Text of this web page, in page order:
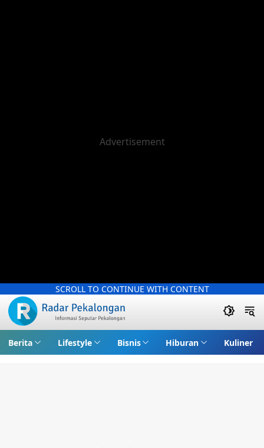
SCROLL TO CONTINUE WITH CONTENT
Berita Lifestyle Bisnis Hiburan Kuliner